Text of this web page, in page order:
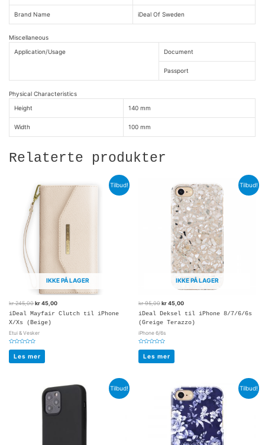
Brand Name iDeal Of Sweden
Miscellaneous
Application/Usage
Document
Passport
Physical Characteristics
Height
140 mm
Width 100 mm
Relaterte produkter
Tilbud!
IKKE PÅ LAGER
kr245,00kr45,00
iDeal Mayfair Clutch til iPhone
X/Xs (Beige)
Etui & Vesker
Vurdert
av
5
Les mer
Tilbud!
IKKE PÅ LAGER
kr95,00kr45,00
iDeal Deksel til iPhone 8/7/6/6s
(Greige Terazzo)
iPhone 6/6s
Vurdert
av
5
Les mer
Tilbud! Tilbud!